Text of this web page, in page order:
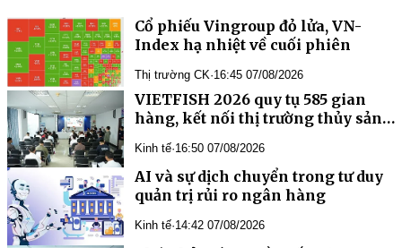
Cổ phiếu Vingroup đỏ lửa, VN-
Index hạ nhiệt về cuối phiên
Thị trường CK·16:45 07/08/2026
VIETFISH 2026 quy tụ 585 gian
hàng, kết nối thị trường thủy sản
Kinh tế·16:50 07/08/2026
AI và sự dịch chuyển trong tư duy
quản trị rủi ro ngân hàng
Kinh tế·14:42 07/08/2026